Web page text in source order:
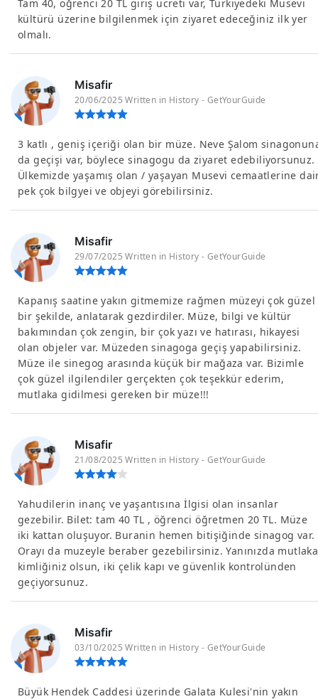
Tam 40, öğrenci 20 TL giriş ücreti var, Türkiyedeki Musevi
kültürü üzerine bilgilenmek için ziyaret edeceğiniz ilk yer
olmalı.
Misafir
20/06/2025 Written in History - GetYourGuide
3 katlı , geniş içeriği olan bir müze. Neve Şalom
da geçişi var, böylece sinagogu da ziyaret edebiliyorsunuz.
Ülkemizde yaşamış olan / yaşayan Musevi cemaatlerine
pek çok bilgyei ve objeyi görebilirsiniz.
Misafir
29/07/2025 Written in History - GetYourGuide
Kapanış saatine yakın gitmemize rağmen müzeyi çok güzel
bir şekilde, anlatarak gezdirdiler. Müze, bilgi ve kültür
bakımından çok zengin, bir çok yazı ve hatırası, hikayesi
olan objeler var. Müzeden sinagoga geçiş yapabilirsiniz.
Müze ile sinegog arasında küçük bir mağaza var. Bizimle
çok güzel ilgilendiler gerçekten çok teşekkür ederim,
mutlaka gidilmesi gereken bir müze!!!
Misafir
21/08/2025 Written in History - GetYourGuide
Yahudilerin inanç ve yaşantısına İlgisi olan insanlar
gezebilir. Bilet: tam 40 TL , öğrenci öğretmen 20 TL. Müze
iki kattan oluşuyor. Buranin hemen bitişiğinde sinagog var.
Orayı da muzeyle beraber gezebilirsiniz. Yanınızda mutlaka
kimliğiniz olsun, iki çelik kapı ve güvenlik kontrolünden
geçiyorsunuz.
Misafir
03/10/2025 Written in History - GetYourGuide
Büyük Hendek Caddesi üzerinde Galata Kulesi'nin yakın